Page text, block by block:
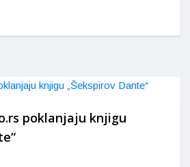
poklanjaju knjigu